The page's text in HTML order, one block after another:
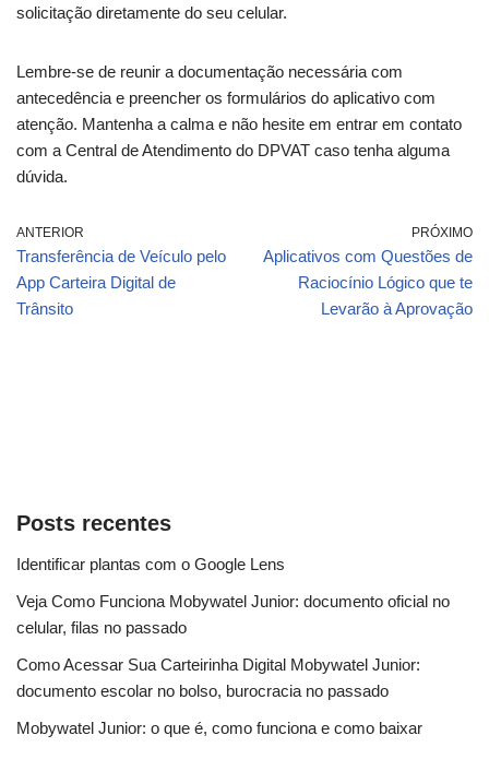
solicitação diretamente do seu celular.
Lembre-se de reunir a documentação necessária com
antecedência e preencher os formulários do aplicativo com
atenção. Mantenha a calma e não hesite em entrar em contato
com a Central de Atendimento do DPVAT caso tenha alguma
dúvida.
ANTERIOR
Transferência de Veículo pelo
App Carteira Digital de
Trânsito
PRÓXIMO
Aplicativos com Questões de
Raciocínio Lógico que te
Levarão à Aprovação
Posts recentes
Identificar plantas com o Google Lens
Veja Como Funciona Mobywatel Junior: documento oficial no
celular, filas no passado
Como Acessar Sua Carteirinha Digital Mobywatel Junior:
documento escolar no bolso, burocracia no passado
Mobywatel Junior: o que é, como funciona e como baixar